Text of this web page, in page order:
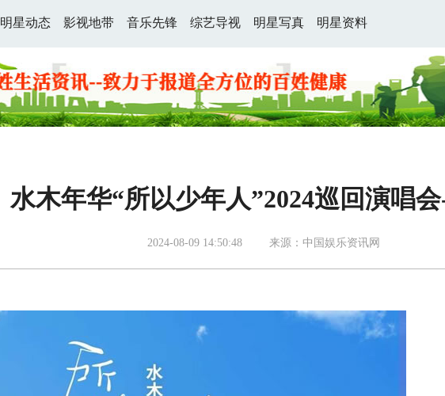
明星动态 影视地带 音乐先锋 综艺导视 明星写真 明星资料
水木年华“所以少年人”2024巡回演唱
2024-08-09 14:50:48 来源：中国娱乐资讯网